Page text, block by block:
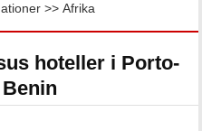
>> Afrika
hoteller i Porto-